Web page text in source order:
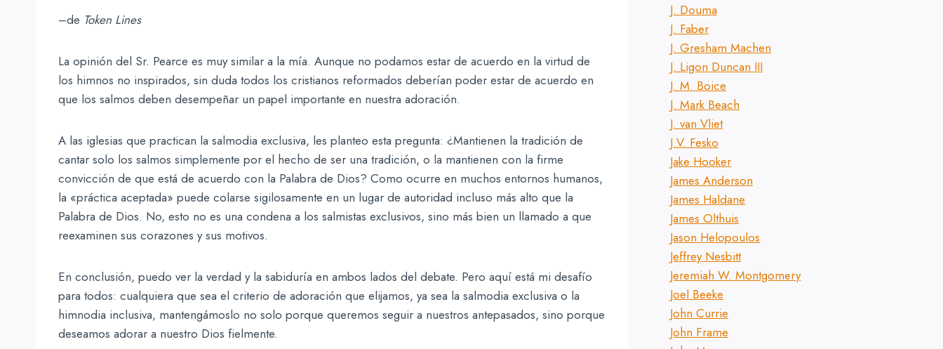
–de Token Lines
La opinión del Sr. Pearce es muy similar a la mía. Aunque no podamos estar de acuerdo en la virtud de
los himnos no inspirados, sin duda todos los cristianos reformados deberían poder estar de acuerdo en
que los salmos deben desempeñar un papel importante en nuestra adoración.
A las iglesias que practican la salmodia exclusiva, les planteo esta pregunta: ¿Mantienen la tradición de
cantar solo los salmos simplemente por el hecho de ser una tradición, o la mantienen con la firme
convicción de que está de acuerdo con la Palabra de Dios? Como ocurre en muchos entornos humanos,
la «práctica aceptada» puede colarse sigilosamente en un lugar de autoridad incluso más alto que la
Palabra de Dios. No, esto no es una condena a los salmistas exclusivos, sino más bien un llamado a que
reexaminen sus corazones y sus motivos.
En conclusión, puedo ver la verdad y la sabiduría en ambos lados del debate. Pero aquí está mi desafío
para todos: cualquiera que sea el criterio de adoración que elijamos, ya sea la salmodia exclusiva o la
himnodia inclusiva, mantengámoslo no solo porque queremos seguir a nuestros antepasados, sino porque
deseamos adorar a nuestro Dios fielmente.
J. Douma
J. Faber
J. Gresham Machen
J. Ligon Duncan III
J. M. Boice
J. Mark Beach
J. van Vliet
J.V. Fesko
Jake Hooker
James Anderson
James Haldane
James Olthuis
Jason Helopoulos
Jeffrey Nesbitt
Jeremiah W. Montgomery
Joel Beeke
John Currie
John Frame